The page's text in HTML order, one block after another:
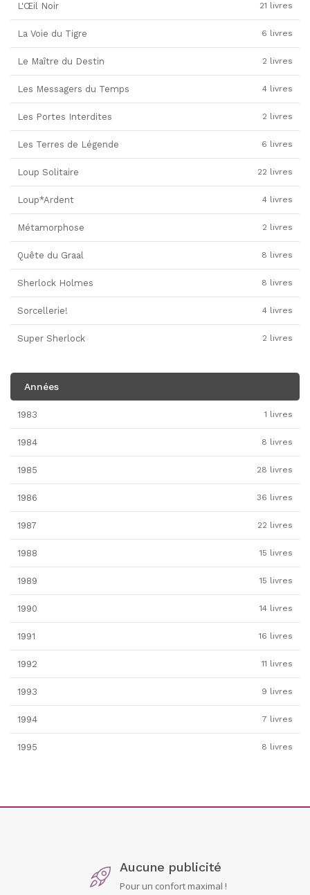
L'Œil Noir 21 livres
La Voie du Tigre 6 livres
Le Maître du Destin 2 livres
Les Messagers du Temps 4 livres
Les Portes Interdites 2 livres
Les Terres de Légende 6 livres
Loup Solitaire 22 livres
Loup*Ardent 4 livres
Métamorphose 2 livres
Quête du Graal 8 livres
Sherlock Holmes 8 livres
Sorcellerie! 4 livres
Super Sherlock 2 livres
Années
1983 1 livres
1984 8 livres
1985 28 livres
1986 36 livres
1987 22 livres
1988 15 livres
1989 15 livres
1990 14 livres
1991 16 livres
1992 11 livres
1993 9 livres
1994 7 livres
1995 8 livres
Aucune publicité
Pour un confort maximal !